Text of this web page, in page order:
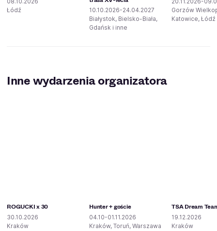
Łódź
10.10.2026-24.04.2027
Białystok, Bielsko-Biała,
Gdańsk i inne
Gorzów
Katowice, Łódź
Inne wydarzenia organizatora
ROGUCKI x 30
30.10.2026
Kraków
Hunter + goście
04.10-01.11.2026
Kraków, Toruń, Warszawa
TSA Dream
19.12.2026
Kraków